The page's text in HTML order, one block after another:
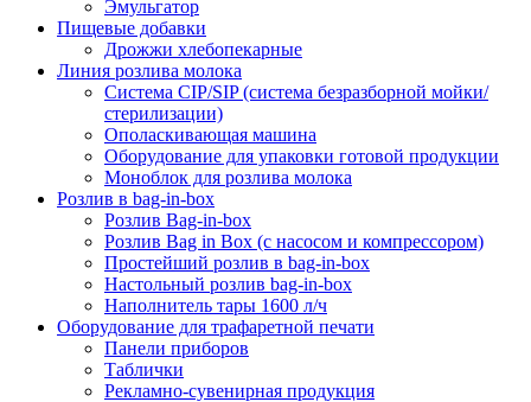
Эмульгатор
Пищевые добавки
Дрожжи хлебопекарные
Линия розлива молока
Система CIP/SIP (система безразборной мойки/
стерилизации)
Ополаскивающая машина
Оборудование для упаковки готовой продукции
Моноблок для розлива молока
Розлив в bag-in-box
Розлив Bag-in-box
Розлив Bag in Box (с насосом и компрессором)
Простейший розлив в bag-in-box
Настольный розлив bag-in-box
Наполнитель тары 1600 л/ч
Оборудование для трафаретной печати
Панели приборов
Таблички
Рекламно-сувенирная продукция